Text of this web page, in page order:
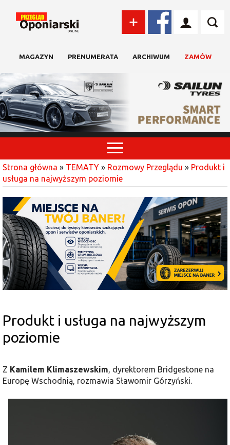
MAGAZYN PRENUMERATA ARCHIWUM ZAMÓW
Strona główna » TEMATY » Rozmowy Przeglądu » Produkt i
usługa na najwyższym poziomie
Produkt i usługa na najwyższym
poziomie
Z Kamilem Klimaszewskim, dyrektorem Bridgestone na
Europę Wschodnią, rozmawia Sławomir Górzyński.